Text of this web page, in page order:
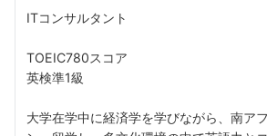
ITコンサルタント
TOEIC780スコア
英検準1級
大学在学中に経済学を学びながら、南ア